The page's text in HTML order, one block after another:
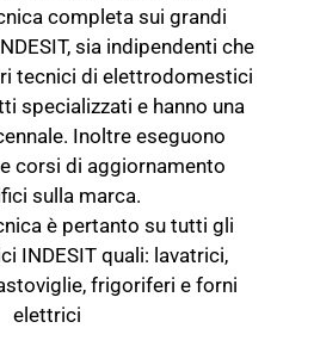
completa sui grandi
sia indipendenti che
tecnici di elettrodomestici
specializzati e hanno una
Inoltre eseguono
corsi di aggiornamento
sulla marca.
è pertanto su tutti gli
INDESIT quali: lavatrici,
frigoriferi e forni
elettrici